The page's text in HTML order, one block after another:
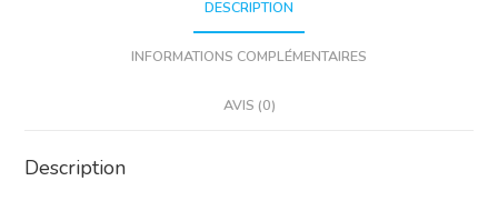
DESCRIPTION
INFORMATIONS COMPLÉMENTAIRES
AVIS (0)
Description